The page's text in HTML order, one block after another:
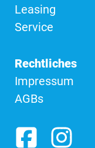
Leasing
Service
Rechtliches
Impressum
AGBs